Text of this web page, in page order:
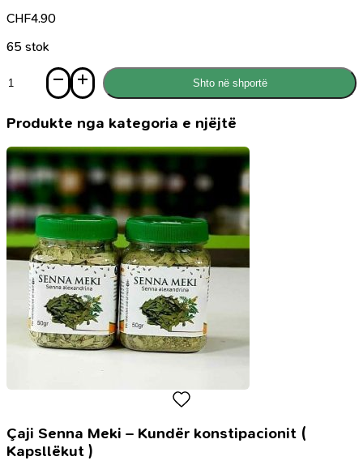
CHF4.90
65 stok
Parime
dobishme
Shto në shportë
Produkte nga kategoria e njëjtë
Çaji Senna Meki – Kundër konstipacionit (
Kapsllëkut )